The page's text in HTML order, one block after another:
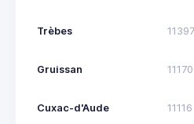
Trèbes 11397
Gruissan 11170
Cuxac-d'Aude 11116